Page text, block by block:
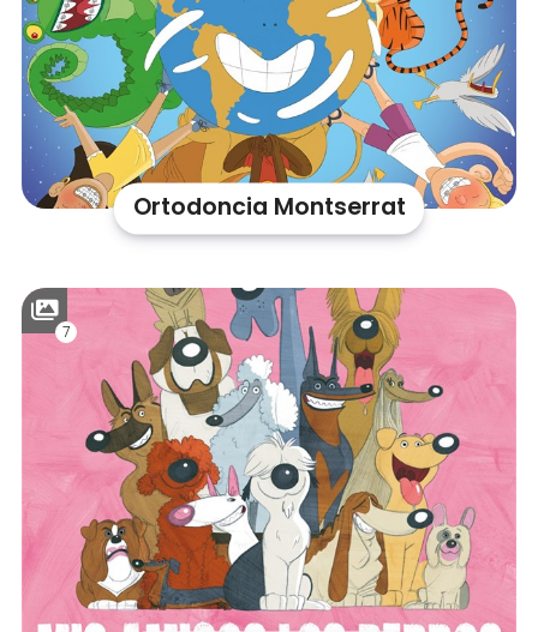
Ortodoncia Montserrat
7